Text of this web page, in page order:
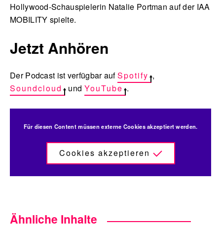
Hollywood-Schauspielerin Natalie Portman auf der IAA
MOBILITY spielte.
Jetzt Anhören
Der Podcast ist verfügbar aufSpotify ,
Soundcloud
und YouTube .
Für diesen Content müssen externe Cookies akzeptiert werden.
Cookies akzeptieren
Ähnliche Inhalte